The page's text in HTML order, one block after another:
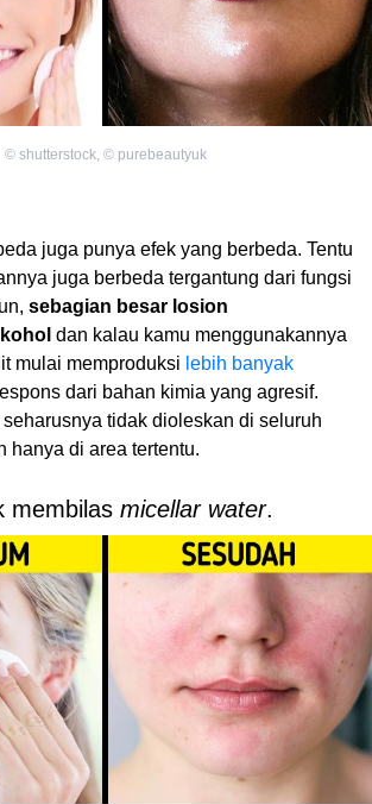
© shutterstock, © purebeautyuk
juga punya efek yang berbeda. Tentu
juga berbeda tergantung dari fungsi
sebagian besar losion
dan kalau kamu menggunakannya
mulai memproduksi lebih banyak
dari bahan kimia yang agresif.
tidak dioleskan di seluruh
hanya di area tertentu.
membilas micellar water.